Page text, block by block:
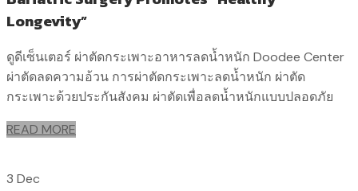
Longevity”
ดูดีเซ็นเตอร์ ผ่าตัดกระเพาะอาหารลดน้ำหนัก Doodee Center
ผ่าตัดลดความอ้วน การผ่าตัดกระเพาะลดน้ำหนัก ผ่าตัด
กระเพาะด้วยประกันสังคม ผ่าตัดเพื่อลดน้ำหนักแบบปลอดภัย
READ MORE
3 Dec